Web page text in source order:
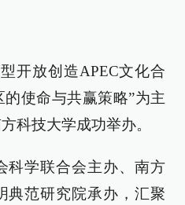
开放创造APEC文化合
使命与共赢策略”为主
科技大学成功举办。
科学联合会主办、南方
典范研究院承办，汇聚